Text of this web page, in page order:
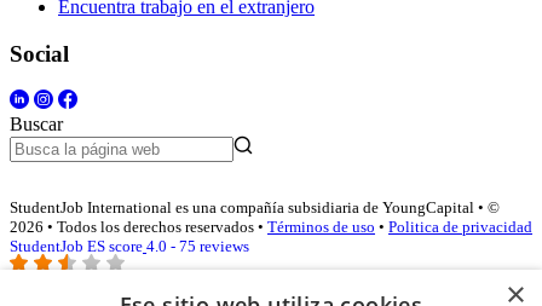
Encuentra trabajo en el extranjero
Social
Buscar
StudentJob International es una compañía subsidiaria de YoungCapital • ©
2026 • Todos los derechos reservados • Términos de uso • Politica de privacidad
StudentJob ES score 4.0 - 75 reviews
×